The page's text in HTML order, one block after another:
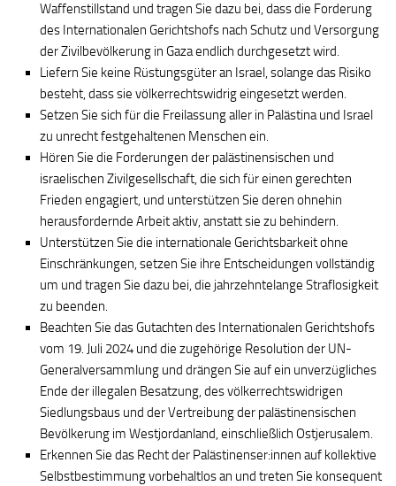
Waffenstillstand und tragen Sie dazu bei, dass die Forderung
des Internationalen Gerichtshofs nach Schutz und Versorgung
der Zivilbevölkerung in Gaza endlich durchgesetzt wird.
Liefern Sie keine Rüstungsgüter an Israel, solange das Risiko
besteht, dass sie völkerrechtswidrig eingesetzt werden.
Setzen Sie sich für die Freilassung aller in Palästina und Israel
zu unrecht festgehaltenen Menschen ein.
Hören Sie die Forderungen der palästinensischen und
israelischen Zivilgesellschaft, die sich für einen gerechten
Frieden engagiert, und unterstützen Sie deren ohnehin
herausfordernde Arbeit aktiv, anstatt sie zu behindern.
Unterstützen Sie die internationale Gerichtsbarkeit ohne
Einschränkungen, setzen Sie ihre Entscheidungen vollständig
um und tragen Sie dazu bei, die jahrzehntelange Straflosigkeit
zu beenden.
Beachten Sie das Gutachten des Internationalen Gerichtshofs
vom 19. Juli 2024 und die zugehörige Resolution der UN-
Generalversammlung und drängen Sie auf ein unverzügliches
Ende der illegalen Besatzung, des völkerrechtswidrigen
Siedlungsbaus und der Vertreibung der palästinensischen
Bevölkerung im Westjordanland, einschließlich Ostjerusalem.
Erkennen Sie das Recht der Palästinenser:innen auf kollektive
Selbstbestimmung vorbehaltlos an und treten Sie konsequent